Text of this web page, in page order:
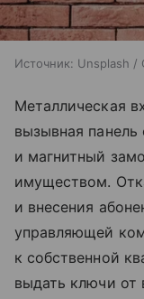
Источник: Unsplash /
Металлическая
вызывная
и магнитный
имуществом.
и внесения
управляющей
к собственной
выдать ключи от